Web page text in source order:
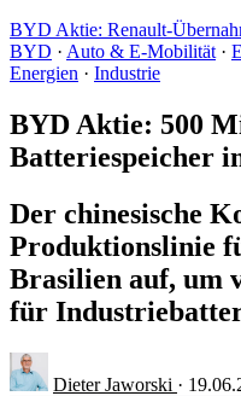
BYD Aktie: Renault-
BYD · Auto & E-Mobilität ·
Energien · Industrie
BYD Aktie: 500
Batteriespeicher
Der chinesische
Produktionslinie
Brasilien auf, um
für
Dieter Jaworski ·